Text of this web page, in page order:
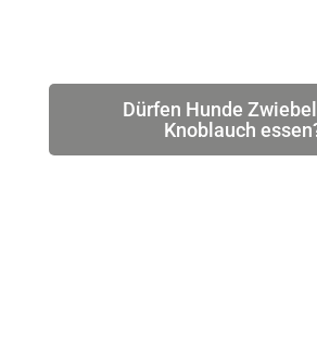
Dürfen Hunde
Knoblauch